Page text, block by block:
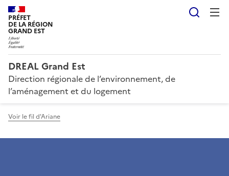
PRÉFET
DE LA RÉGION
GRAND EST
DREAL Grand Est
Direction régionale de l’environnement, de
l’aménagement et du logement
Voir le fil d'Ariane